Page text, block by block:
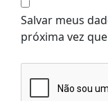
Salvar meus
próxima vez